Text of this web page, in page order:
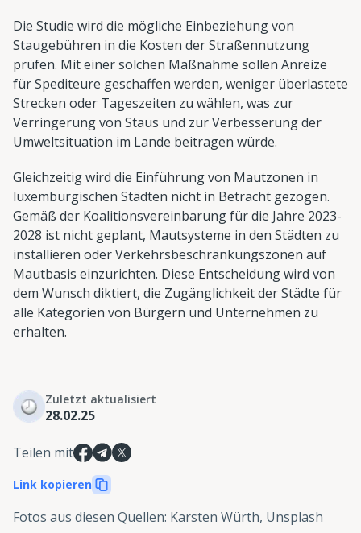
Die Studie wird die mögliche Einbeziehung von
Staugebühren in die Kosten der Straßennutzung
prüfen. Mit einer solchen Maßnahme sollen Anreize
für Spediteure geschaffen werden, weniger überlastete
Strecken oder Tageszeiten zu wählen, was zur
Verringerung von Staus und zur Verbesserung der
Umweltsituation im Lande beitragen würde.
Gleichzeitig wird die Einführung von Mautzonen in
luxemburgischen Städten nicht in Betracht gezogen.
Gemäß der Koalitionsvereinbarung für die Jahre 2023-
2028 ist nicht geplant, Mautsysteme in den Städten zu
installieren oder Verkehrsbeschränkungszonen auf
Mautbasis einzurichten. Diese Entscheidung wird von
dem Wunsch diktiert, die Zugänglichkeit der Städte für
alle Kategorien von Bürgern und Unternehmen zu
erhalten.
Zuletzt aktualisiert
28.02.25
Teilen mit
Link kopieren
Fotos aus diesen Quellen: Karsten Würth, Unsplash